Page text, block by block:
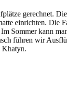
gerechnet.
einrichten. Die
Sommer kann
führen wir
Khatyn.